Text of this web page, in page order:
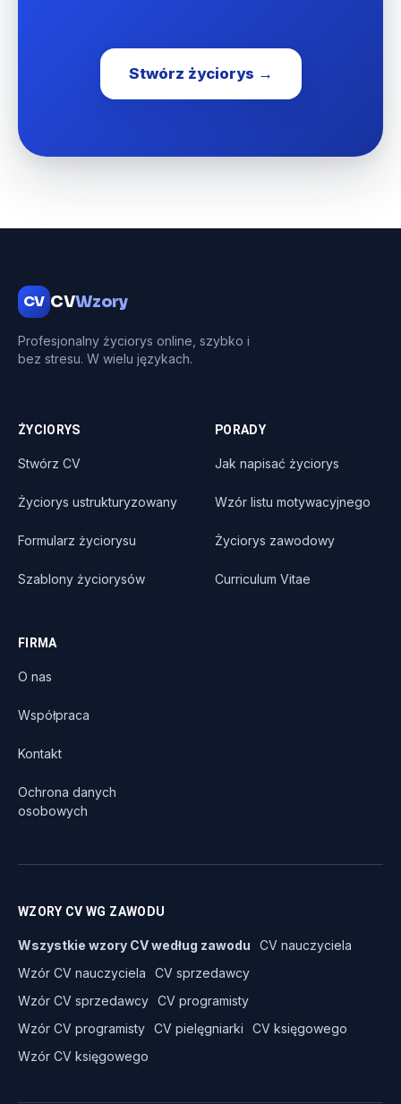
Stwórz życiorys →
CV CVWzory
Profesjonalny życiorys online, szybko i
bez stresu. W wielu językach.
ŻYCIORYS
Stwórz CV
Życiorys ustrukturyzowany
Formularz życiorysu
Szablony życiorysów
PORADY
Jak napisać życiorys
Wzór listu motywacyjnego
Życiorys zawodowy
Curriculum Vitae
FIRMA
O nas
Współpraca
Kontakt
Ochrona danych
osobowych
WZORY CV WG ZAWODU
Wszystkie wzory CV według zawodu
CV nauczyciela
Wzór CV nauczyciela
CV sprzedawcy
Wzór CV sprzedawcy CV programisty
Wzór CV programisty CV pielęgniarki
CV księgowego
Wzór CV księgowego